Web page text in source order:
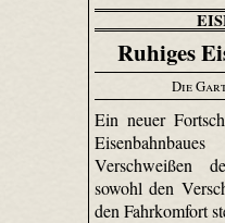
Ruhiges
Die
Ein neuer
Verschweißen
sowohl den
den Fahrkomfort